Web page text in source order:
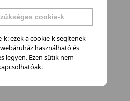
cookie-k
k: ezek a cookie-k segítenek
használható és
legyen. Ezen sütik nem